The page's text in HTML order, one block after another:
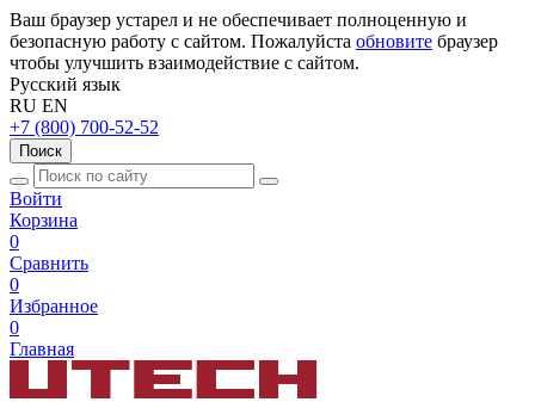
Ваш браузер устарел и не обеспечивает полноценную и
безопасную работу с сайтом. Пожалуйста обновите браузер
чтобы улучшить взаимодействие с сайтом.
Русский язык
RU EN
+7 (800) 700-52-52
Поиск
Войти
Корзина
0
Сравнить
0
Избранное
0
Главная